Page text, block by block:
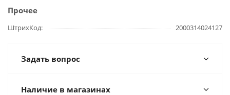
Прочее
ШтрихКод 2000314024127
Задать вопрос
Наличие в магазинах